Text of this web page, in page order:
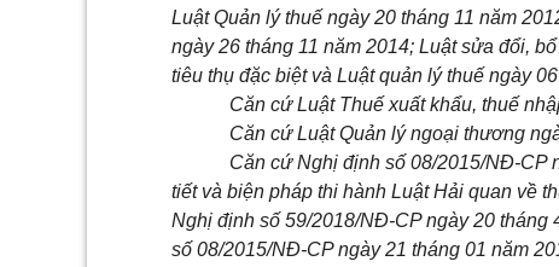
Luật Quản lýthuế ngày 20 tháng 11 năm
ngày 26 tháng 11 năm 2014; Luật sửa đổi, bổ
tiêu thụ đặc biệt và Luật quản lýthuế ngày
Căn cứ Luật Thuế xuất khẩu, thuế
Căn cứ Luật Quản lý ngoại thương
Căn cứ Nghị định số 08/2015/NĐ-CP
tiết và biện pháp thi hành Luật Hải quan về
Nghị định số 59/2018/NĐ-CP ngày 20 tháng
số 08/2015/NĐ-CP ngày 21 tháng 01 năm